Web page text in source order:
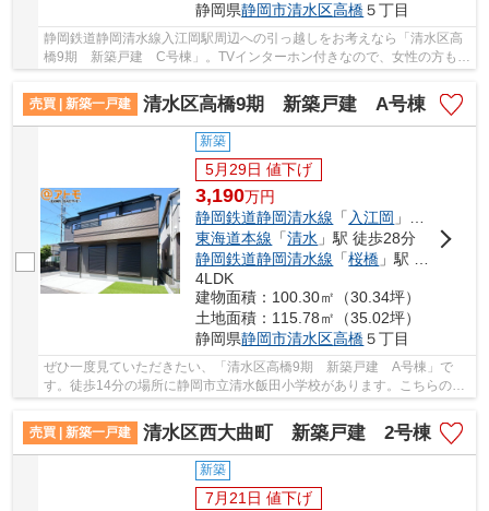
静岡県静岡市清水区高橋５丁目
静岡鉄道静岡清水線入江岡駅周辺への引っ越しをお考えなら「清水区高
橋9期 新築戸建 C号棟」。TVインターホン付きなので、女性の方も安
売買 | 新築一戸建
清水区高橋9期 新築戸建 A号棟
新築
5月29日 値下げ
3,190万円
静岡鉄道静岡清水線 「 入江岡 」駅 徒歩28分
東海道本線 「清水 」駅 徒歩28分
静岡鉄道静岡清水線 「桜橋 」駅 徒歩27分
4LDK
建物面積：100.30㎡（30.34坪）
土地面積：115.78㎡（35.02坪）
静岡県静岡市清水区高橋５丁目
ぜひ一度見ていただきたい、「清水区高橋9期 新築戸建 A号棟」で
す。徒歩14分の場所に静岡市立清水飯田小学校があります。こちらの物
売買 | 新築一戸建
清水区西大曲町 新築戸建 2号棟
新築
7月21日 値下げ